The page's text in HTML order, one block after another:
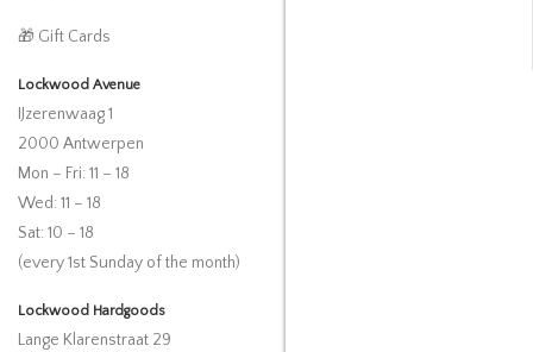
🎁 Gift Cards
Lockwood Avenue
IJzerenwaag 1
2000 Antwerpen
Mon – Fri: 11 – 18
Wed: 11 – 18
Sat: 10 – 18
(every 1st Sunday of the month)
Lockwood Hardgoods
Lange Klarenstraat 29